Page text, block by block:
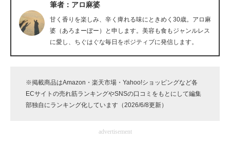
経営リーダーのコミュニティ
マーケ×ITの今がよく分かる
IT製品の技術・比較・事例
筆者：アロ麻婆
甘く香りを楽しみ、辛く痺れる味にときめく30歳。アロ麻
婆（あろまーぼー）と申します。美容も食もジャンルレス
に愛し、ちぐはぐな毎日をポジティブに発信します。
※掲載商品はAmazon・楽天市場・Yahoo!ショッピングなど各
ECサイトの売れ筋ランキングやSNSの口コミをもとにして編集
部独自にランキング化しています（2026/6/8更新）
advertisement